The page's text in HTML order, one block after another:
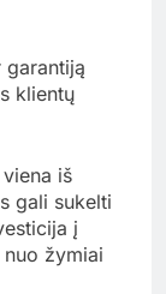
garantiją
klientų
iš
gali sukelti
į
žymiai